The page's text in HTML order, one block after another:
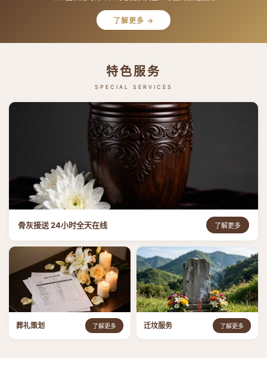
了解更多 →
特色服务
SPECIAL SERVICES
骨灰接送 24小时全天在线 了解更多
葬礼策划 了解更多 迁坟服务 了解更多